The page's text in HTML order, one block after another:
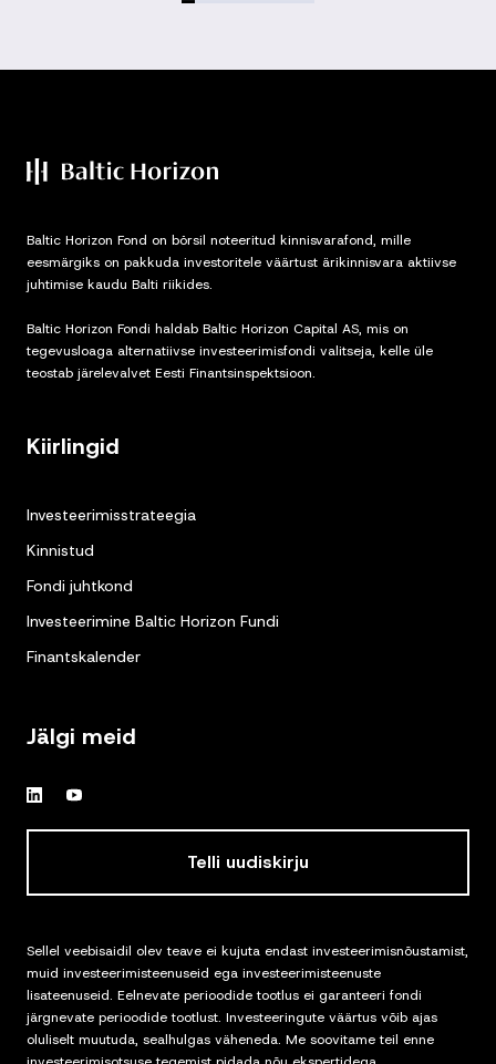
Baltic Horizon Fond on börsil noteeritud kinnisvarafond, mille
eesmärgiks on pakkuda investoritele väärtust ärikinnisvara aktiivse
juhtimise kaudu Balti riikides.
Baltic Horizon Fondi haldab Baltic Horizon Capital AS, mis on
tegevusloaga alternatiivse investeerimisfondi valitseja, kelle üle
teostab järelevalvet Eesti Finantsinspektsioon.
Kiirlingid
Investeerimisstrateegia
Kinnistud
Fondi juhtkond
Investeerimine Baltic Horizon Fundi
Finantskalender
Jälgi meid
Telli uudiskirju
Sellel veebisaidil olev teave ei kujuta endast investeerimisnõustamist,
muid investeerimisteenuseid ega investeerimisteenuste
lisateenuseid. Eelnevate perioodide tootlus ei garanteeri fondi
järgnevate perioodide tootlust. Investeeringute väärtus võib ajas
oluliselt muutuda, sealhulgas väheneda. Me soovitame teil enne